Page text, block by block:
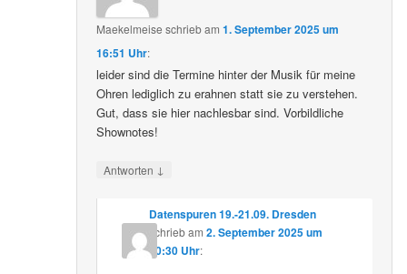
Maekelmeise schriebam1. September 2025 um
16:51 Uhr:
leider sind die Termine hinter der Musik für meine
Ohren lediglich zu erahnen statt sie zu verstehen.
Gut, dass sie hier nachlesbar sind. Vorbildliche
Shownotes!
Antworten ↓
Datenspuren 19.-21.09. Dresden
schriebam 2. September 2025 um
10:30 Uhr: